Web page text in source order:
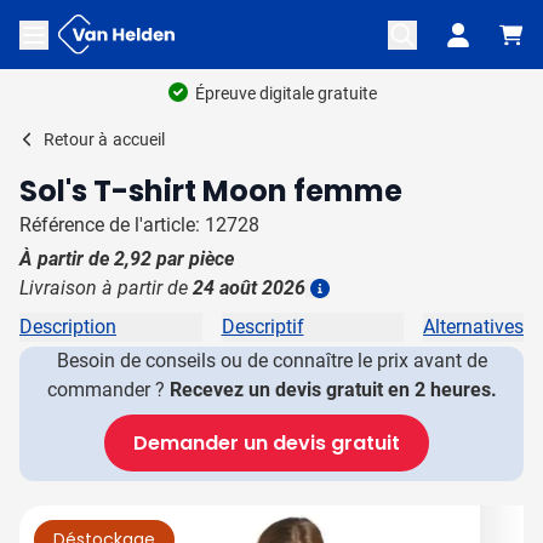
Aller au contenu
Ouvrir le menu
Épreuve digitale gratuite
Retour à accueil
Sol's T-shirt Moon femme
Référence de l'article: 12728
À partir de 2,92 par pièce
Livraison à partir de 24 août 2026
Description Descriptif
Alternatives
Besoin de conseils ou de connaître le prix avant de
commander ? Recevez un devis gratuit en 2 heures.
Demander un devis gratuit
Image principale
Cliquez pour voir l'image en plein écran